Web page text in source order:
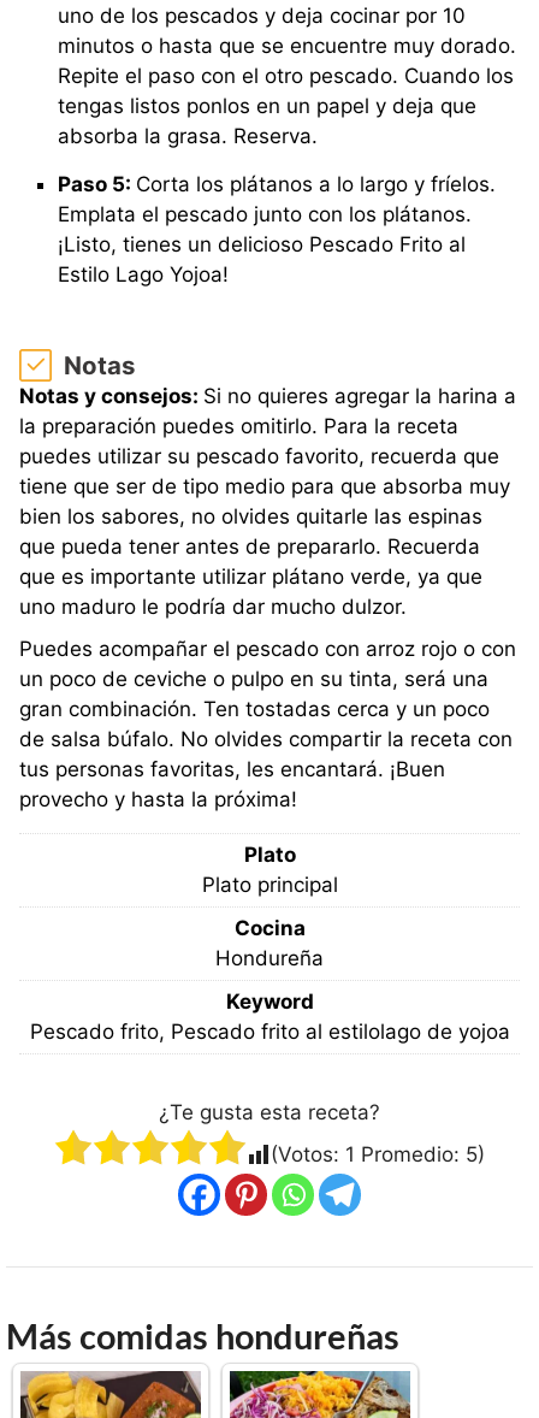
uno de los pescados y deja cocinar por 10
minutos o hasta que se encuentre muy dorado.
Repite el paso con el otro pescado. Cuando los
tengas listos ponlos en un papel y deja que
absorba la grasa. Reserva.
Paso 5: Corta los plátanos a lo largo y fríelos.
Emplata el pescado junto con los plátanos.
¡Listo, tienes un delicioso Pescado Frito al
Estilo Lago Yojoa!
Notas
Notas y consejos: Si no quieres agregar la harina a
la preparación puedes omitirlo. Para la receta
puedes utilizar su pescado favorito, recuerda que
tiene que ser de tipo medio para que absorba muy
bien los sabores, no olvides quitarle las espinas
que pueda tener antes de prepararlo. Recuerda
que es importante utilizar plátano verde, ya que
uno maduro le podría dar mucho dulzor.
Puedes acompañar el pescado con arroz rojo o con
un poco de ceviche o pulpo en su tinta, será una
gran combinación. Ten tostadas cerca y un poco
de salsa búfalo. No olvides compartir la receta con
tus personas favoritas, les encantará. ¡Buen
provecho y hasta la próxima!
Plato
Plato principal
Cocina
Hondureña
Keyword
Pescado frito, Pescado frito al estilolago de yojoa
¿Te gusta esta receta?
(Votos: 1 Promedio: 5)
Más comidas hondureñas